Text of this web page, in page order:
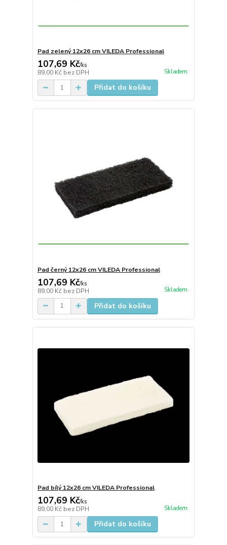
Pad zelený 12x26 cm VILEDA Professional
107,69 Kč/ks
89,00 Kč bez DPH Skladem
Přidat do košíku
Pad černý 12x26 cm VILEDA Professional
107,69 Kč/ks
89,00 Kč bez DPH Skladem
Přidat do košíku
Pad bílý 12x26 cm VILEDA Professional
107,69 Kč/ks
89,00 Kč bez DPH Skladem
Přidat do košíku